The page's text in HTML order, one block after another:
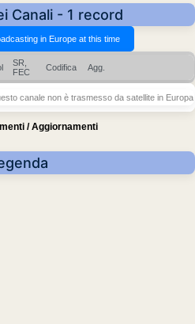
Canali - 1 record
SR,
FEC
Codifica Agg.
canale non è trasmesso da satellite in Europa
/ Aggiornamenti